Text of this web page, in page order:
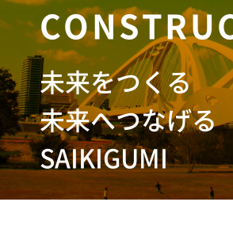
未来をつくる
未来へつなげる
SAIKIGUMI